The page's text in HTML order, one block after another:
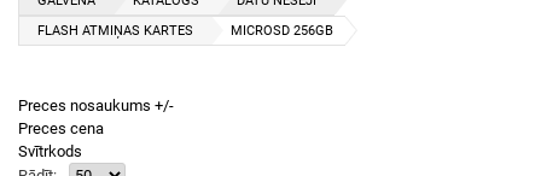
FLASH ATMIŅAS KARTES
MICROSD 256GB
Preces nosaukums +/-
Preces cena
Svītrkods